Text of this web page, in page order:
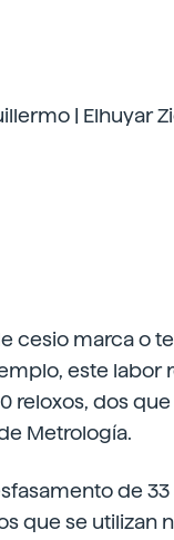
| Elhuyar
cesio marca o
este labor
reloxos, dos
Metrología.
de
que se utilizan